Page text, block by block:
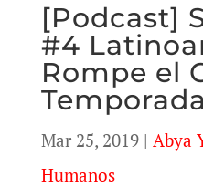
[Podcast]
#4
Rompe el
Mar 25, 2019| Abya
Humanos